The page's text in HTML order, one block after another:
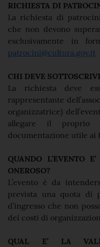
RICHIESTA DI
La richiesta di
che non devono
esclusivamente in
patrocini@cultura.gov.it
CHI DEVE
La richiesta deve
rappresentante
organizzatrice)
allegare il proprio
documentazione utile
QUANDO L’EVENTO
ONEROSO?
L’evento è da
prevista una quota di
d’ingresso che non
dei costi di
QUAL E’ LA